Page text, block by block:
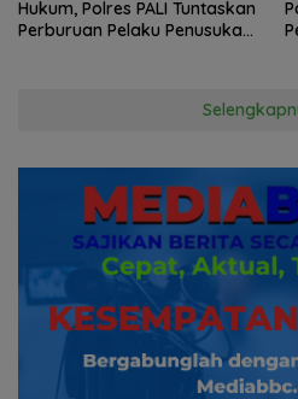
Hukum, Polres PALI Tuntaskan
Perburuan Pelaku Penusukan